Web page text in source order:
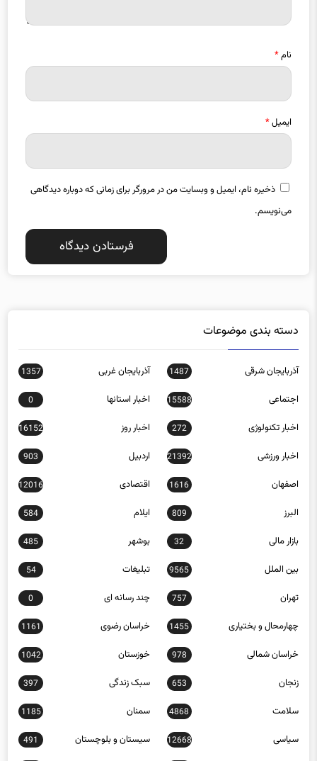
ایمیل*
ذخیره نام، ایمیل و وبسایت من در مرورگر برای زمانی که دوباره دیدگاهی
می‌نویسم.
آذربایجان شرقی
اجتماعی 15588 اخبار استانها 0
اخبار تکنولوژی 272 اخبار روز 16152
اخبار ورزشی 21392 اردبیل 903
اصفهان 1616 اقتصادی 12016
البرز 809 ایلام 584
بازار مالی 32 بوشهر 485
بین الملل 9565 تبلیغات 54
تهران 757 چند رسانه ای 0
چهارمحال و بختیاری 1455 خراسان رضوی 1161
خراسان شمالی 978 خوزستان 1042
زنجان 653 سبک زندگی 397
سلامت 4868 سمنان 1185
سیاسی 12668 سیستان و بلوچستان 491
عکس 329 علمی و فناوری 7632